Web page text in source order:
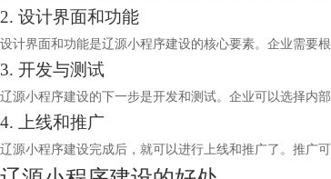
2. 设计界面和功能
设计界面和功能是辽源小程序建设的核心要素。企业需要
3. 开发与测试
辽源小程序建设的下一步是开发和测试。企业可以选择内
4. 上线和推广
辽源小程序建设完成后，就可以进行上线和推广了。推广